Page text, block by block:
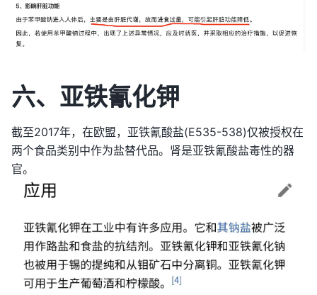
六、亚铁氰化钾
截至2017年，在欧盟，亚铁氰酸盐(E535-538)仅被授权在
两个食品类别中作为盐替代品。肾是亚铁氰酸盐毒性的器
官。